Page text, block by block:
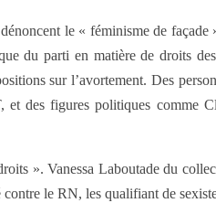
le « féminisme de
du parti en matière de droits
sur l’avortement. Des
et des figures politiques comme
». Vanessa Laboutade du
le RN, les qualifiant de